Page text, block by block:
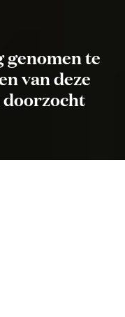
genomen te
van deze
doorzocht